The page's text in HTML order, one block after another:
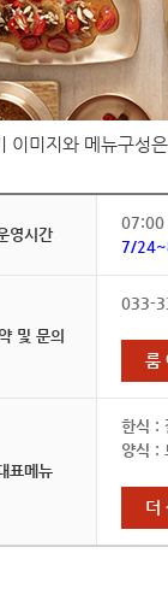
이미지와 메뉴구성
영시간
07:00
7/
및 문의
033-
룸
표메뉴
한식 :
양식 :
더